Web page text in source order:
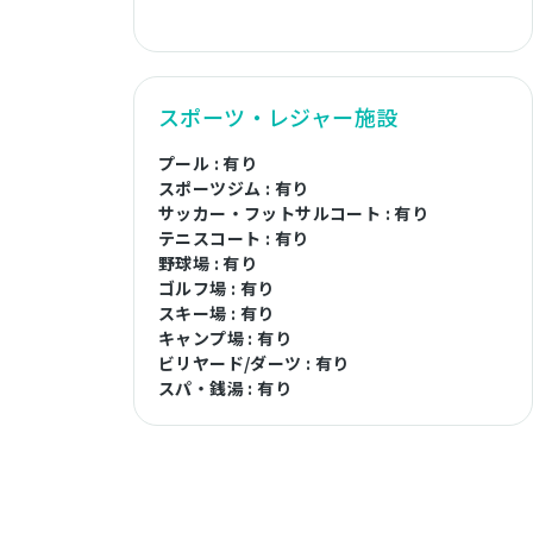
スポーツ・レジャー施設
プール : 有り
スポーツジム : 有り
サッカー・フットサルコート : 有り
テニスコート : 有り
野球場 : 有り
ゴルフ場 : 有り
スキー場 : 有り
キャンプ場 : 有り
ビリヤード/ダーツ : 有り
スパ・銭湯 : 有り